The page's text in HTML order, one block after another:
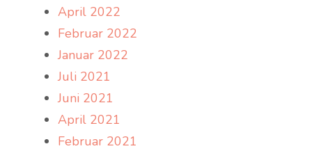
April 2022
Februar 2022
Januar 2022
Juli 2021
Juni 2021
April 2021
Februar 2021